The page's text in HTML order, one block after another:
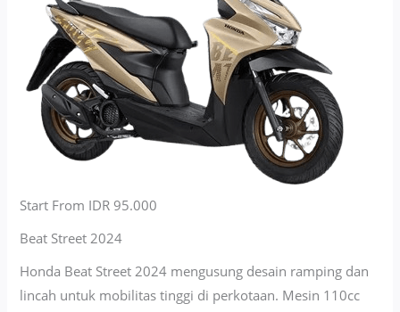
Start From IDR 95.000
Beat Street 2024
Honda Beat Street 2024 mengusung desain ramping dan
lincah untuk mobilitas tinggi di perkotaan. Mesin 110cc